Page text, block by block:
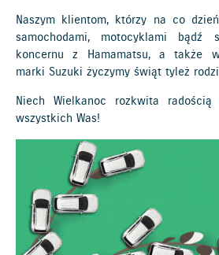
Naszym klientom, którzy na co
samochodami, motocyklami bądź
koncernu z Hamamatsu, a także
marki Suzuki życzymy świąt tyleż
Niech Wielkanoc rozkwita
wszystkich Was!